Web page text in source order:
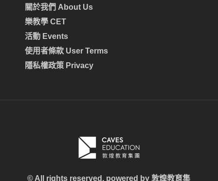
關於我們 About Us
樂教學 CET
活動 Events
使用者條款 User Terms
隱私權政策 Privacy
© All rights reserved, powered by敦煌教育集